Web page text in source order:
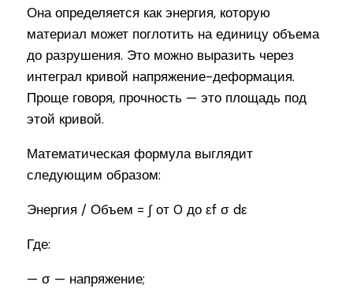
Она определяется как энергия, которую
материал может поглотить на единицу объема
до разрушения. Это можно выразить через
интеграл кривой напряжение-деформация.
Проще говоря, прочность — это площадь под
этой кривой.
Математическая формула выглядит
следующим образом:
Энергия / Объем = ∫ от 0 до εf σ dε
Где:
— σ — напряжение;